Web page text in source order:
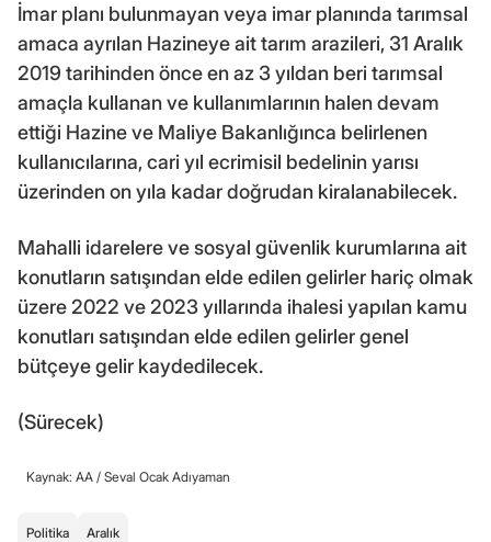
İmar planı bulunmayan veya imar planında tarımsal
amaca ayrılan Hazineye ait tarım arazileri, 31 Aralık
2019 tarihinden önce en az 3 yıldan beri tarımsal
amaçla kullanan ve kullanımlarının halen devam
ettiği Hazine ve Maliye Bakanlığınca belirlenen
kullanıcılarına, cari yıl ecrimisil bedelinin yarısı
üzerinden on yıla kadar doğrudan kiralanabilecek.
Mahalli idarelere ve sosyal güvenlik kurumlarına ait
konutların satışından elde edilen gelirler hariç olmak
üzere 2022 ve 2023 yıllarında ihalesi yapılan kamu
konutları satışından elde edilen gelirler genel
bütçeye gelir kaydedilecek.
(Sürecek)
Kaynak: AA / Seval Ocak Adıyaman
Politika Aralık